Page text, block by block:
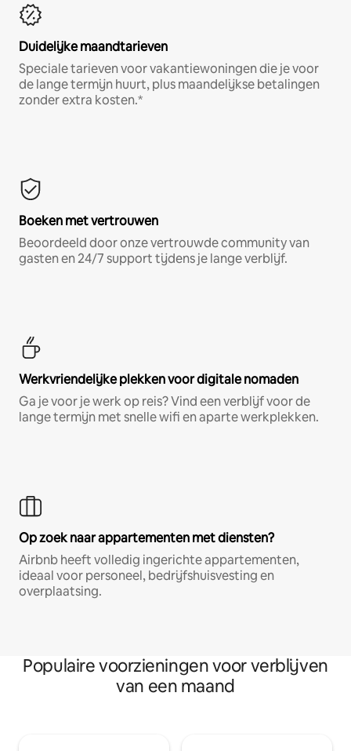
Duidelijke maandtarieven
Speciale tarieven voor vakantiewoningen die je voor
de lange termijn huurt, plus maandelijkse betalingen
zonder extra kosten.*
Boeken met vertrouwen
Beoordeeld door onze vertrouwde community van
gasten en 24/7 support tijdens je lange verblijf.
Werkvriendelijke plekken voor digitale nomaden
Ga je voor je werk op reis? Vind een verblijf voor de
lange termijn met snelle wifi en aparte werkplekken.
Op zoek naar appartementen met diensten?
Airbnb heeft volledig ingerichte appartementen,
ideaal voor personeel, bedrijfshuisvesting en
overplaatsing.
Populaire voorzieningen voor verblijven
van een maand